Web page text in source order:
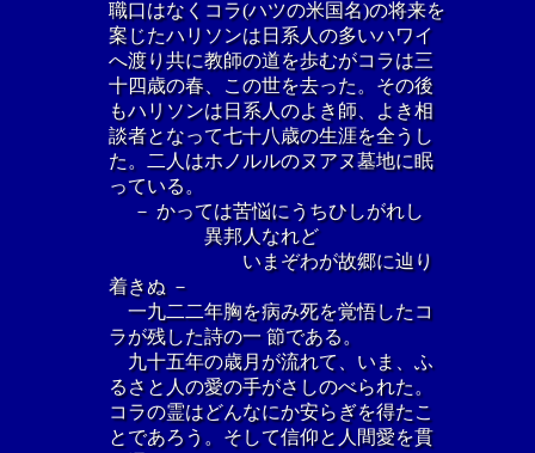
職口はなくコラ(ハツの米国名)の将来を
案じたハリソンは日系人の多いハワイ
へ渡り共に教師の道を歩むがコラは三
十四歳の春、この世を去った。その後
もハリソンは日系人のよき師、よき相
談者となって七十八歳の生涯を全うし
た。二人はホノルルのヌアヌ墓地に眠
っている。
－ かっては苦悩にうちひしがれし
異邦人なれど
いまぞわが故郷に辿り
着きぬ －
一九二二年胸を病み死を覚悟したコ
ラが残した詩の一 節である。
九十五年の歳月が流れて、いま、ふ
るさと人の愛の手がさしのべられた。
コラの霊はどんなにか安らぎを得たこ
とであろう。そして信仰と人間愛を貫